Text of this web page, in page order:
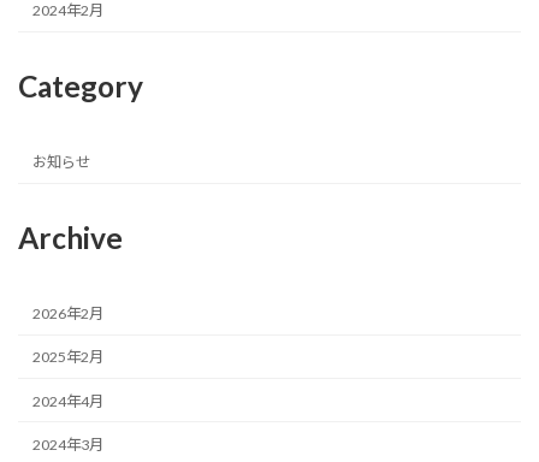
2024年2月
Category
お知らせ
Archive
2026年2月
2025年2月
2024年4月
2024年3月